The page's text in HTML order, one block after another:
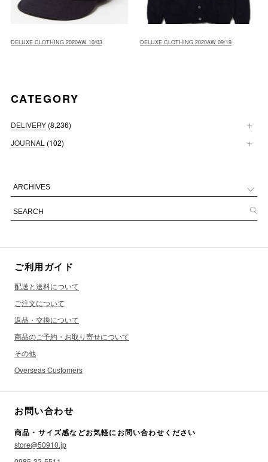
DELUXE CLOTHING 2020AW 10/03 DELUXE CLOTHING 2020AW 09/19
CATEGORY
DELIVERY (8,236)
JOURNAL (102)
ご利用ガイド
配送と送料について
ご注文について
返品・交換について
商品のご予約・お取り寄せについて
その他
Overseas Customers
お問い合わせ
商品・サイズ感などお気軽にお問い合わせください
store@50910.jp